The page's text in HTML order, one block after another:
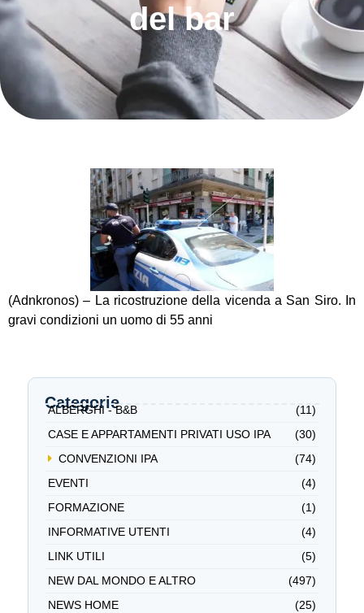
del bar
(Adnkronos) – La ricostruzione della vicenda a San Siro. In
gravi condizioni un uomo di 55 anni
Categorie
ALBERGHI - B&B
(11)
CASE E APPARTAMENTI PRIVATI USO IPA
(30)
CONVENZIONI IPA
(74)
EVENTI
(4)
FORMAZIONE
(1)
INFORMATIVE UTENTI
(4)
LINK UTILI
(5)
NEW DAL MONDO E ALTRO
(497)
NEWS HOME
(25)